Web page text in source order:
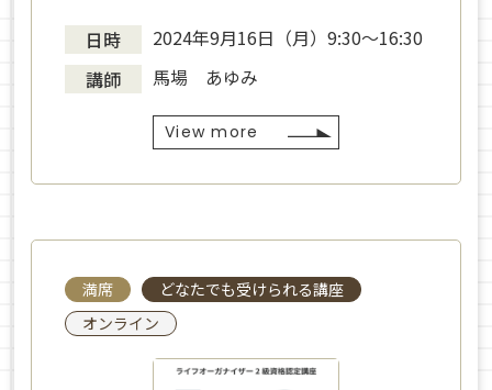
日時
2024年9月16日（月）9:30～16:30
講師
馬場 あゆみ
View more
満席
どなたでも受けられる講座
オンライン